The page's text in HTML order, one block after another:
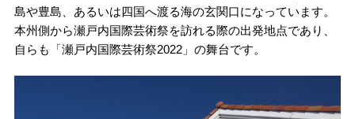
島や豊島、あるいは四国へ渡る海の玄関口になっています。
本州側から瀬戸内国際芸術祭を訪れる際の出発地点であり、
自らも「瀬戸内国際芸術祭2022」の舞台です。